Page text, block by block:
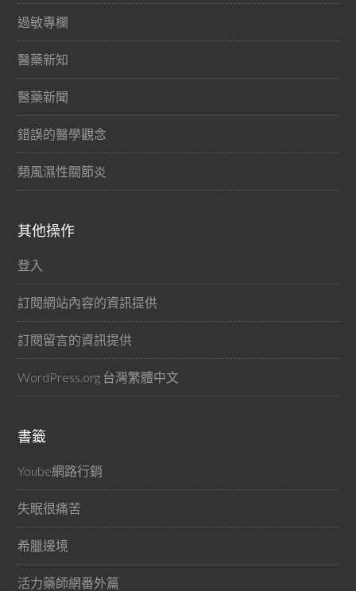
過敏專欄
醫藥新知
醫藥新聞
錯誤的醫學觀念
類風濕性關節炎
其他操作
登入
訂閱網站內容的資訊提供
訂閱留言的資訊提供
WordPress.org 台灣繁體中文
書籤
Yoube網路行銷
失眠很痛苦
希臘邊境
活力藥師網番外篇